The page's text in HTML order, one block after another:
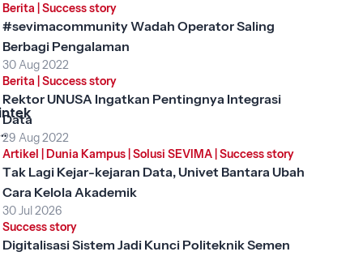
Berita Success story
#sevimacommunity Wadah Operator Saling
Berbagi Pengalaman
30 Aug 2022
Berita Success story
Rektor UNUSA Ingatkan Pentingnya Integrasi
Data
29 Aug 2022
Artikel Dunia Kampus| Solusi SEVIMA| Success story
Tak Lagi Kejar-kejaran Data, Univet Bantara Ubah
Cara Kelola Akademik
30 Jul 2026
Success story
Digitalisasi Sistem Jadi Kunci Politeknik Semen